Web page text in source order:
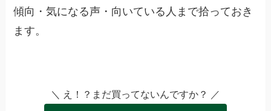
傾向・気になる声・向いている人まで拾っておき
ます。
＼ え！？まだ買ってないんですか？ ／